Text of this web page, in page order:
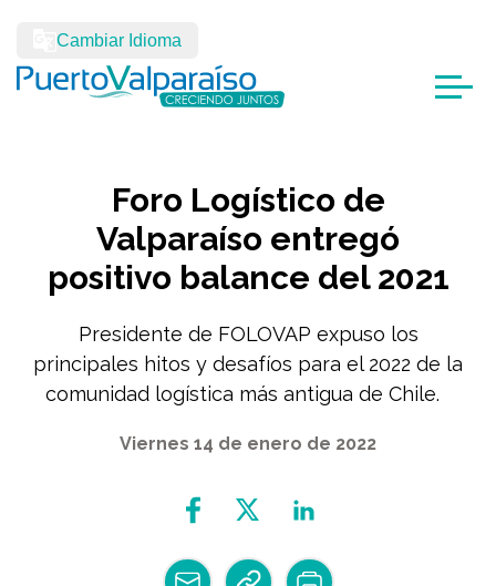
Cambiar Idioma
Foro Logístico de
Valparaíso entregó
positivo balance del 2021
Presidente de FOLOVAP expuso los
principales hitos y desafíos para el 2022 de la
comunidad logística más antigua de Chile.
Viernes 14 de enero de 2022